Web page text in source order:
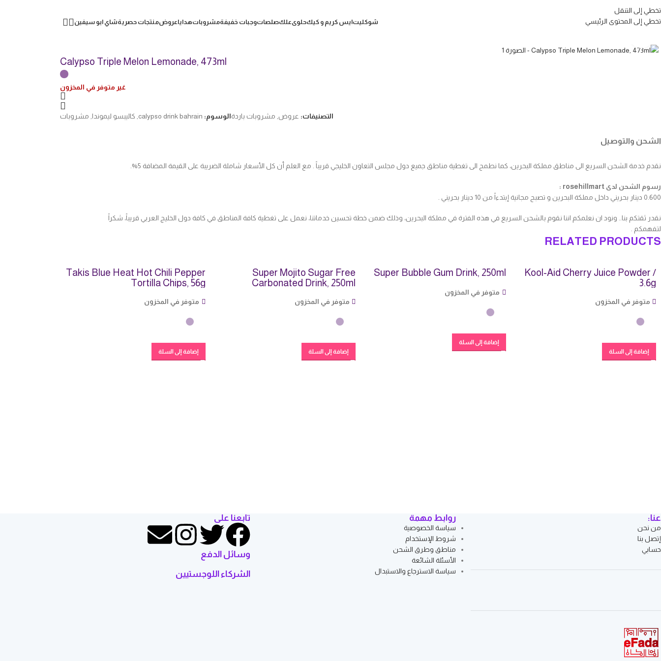
تخطي إلى التنقل
تخطي إلى المحتوى الرئيسي
شوكليتايس كريم و كيكحلوىعلكصلصاتوجبات خفيفةمشروباتهداياعروضمنتجات حصريةشاي ابو سيفين
Calypso Triple Melon Lemonade, 473ml
غير متوفر في المخزون
التصنيفات: عروض, مشروبات باردةالوسوم: calypso drink bahrain
, كاليبسو ليموندا, مشروبات
الشحن والتوصيل
نقدم خدمة الشحن السريع الى مناطق مملكة البحرين، كما نطمح الى تغطية مناطق جميع دول مجلس التعاون الخليجي قريباً . مع العلم أن كل الأسعار شاملة الضريبة على القيمة المضافة 5%.
رسوم الشحن لدى rosehillmart :
0.600 دينار بحريني داخل مملكة البحرين و تصبح مجانية إبتدءاً من 10 دينار بحريني .
نقدر ثقتكم بنا.. ونود ان نعلمكم اننا نقوم بالشحن السريع في هذه الفترة في مملكة البحرين، وذلك ضمن خطة تحسين خدماتنا، نعمل على تغطية كافة المناطق في كافة دول الخليج العربي قريباً، شكراً
لتفهمكم .
RELATED PRODUCTS
Kool-Aid Cherry Juice Powder /
3.6g
متوفر في المخزون
إضافة إلى السلة
Super Bubble Gum Drink, 250ml
متوفر في المخزون
إضافة إلى السلة
Super Mojito Sugar Free
Carbonated Drink, 250ml
متوفر في المخزون
إضافة إلى السلة
Takis Blue Heat Hot Chili Pepper
Tortilla Chips, 56g
متوفر في المخزون
إضافة إلى السلة
عنا:
من نحن
إتصل بنا
حسابي
روابط مهمة
سياسة الخصوصية
شروط الإستخدام
مناطق وطرق الشحن
الأسئلة الشائعة
سياسة الاسترجاع والاستبدال
تابعنا على
وسائل الدفع
الشركاء اللوجستيين